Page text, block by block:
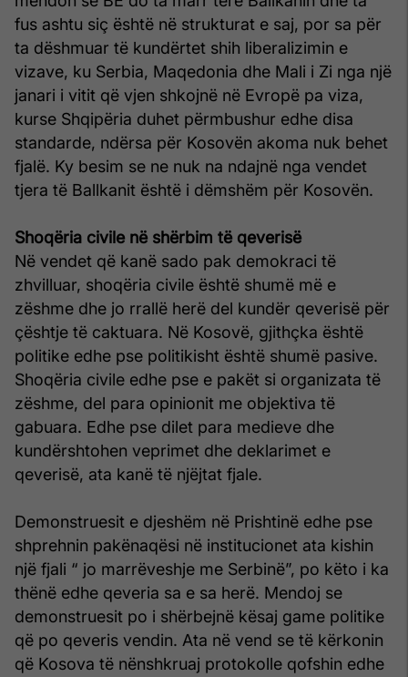
fus ashtu siç është në strukturat e saj, por sa për
ta dëshmuar të kundërtet shih liberalizimin e
vizave, ku Serbia, Maqedonia dhe Mali i Zi nga një
janari i vitit që vjen shkojnë në Evropë pa viza,
kurse Shqipëria duhet përmbushur edhe disa
standarde, ndërsa për Kosovën akoma nuk behet
fjalë. Ky besim se ne nuk na ndajnë nga vendet
tjera të Ballkanit është i dëmshëm për Kosovën.
Shoqëria civile në shërbim të qeverisë
Në vendet që kanë sado pak demokraci të
zhvilluar, shoqëria civile është shumë më e
zëshme dhe jo rrallë herë del kundër qeverisë për
çështje të caktuara. Në Kosovë, gjithçka është
politike edhe pse politikisht është shumë pasive.
Shoqëria civile edhe pse e pakët si organizata të
zëshme, del para opinionit me objektiva të
gabuara. Edhe pse dilet para medieve dhe
kundërshtohen veprimet dhe deklarimet e
qeverisë, ata kanë të njëjtat fjale.
Demonstruesit e djeshëm në Prishtinë edhe pse
shprehnin pakënaqësi në institucionet ata kishin
një fjali “ jo marrëveshje me Serbinë”, po këto i ka
thënë edhe qeveria sa e sa herë. Mendoj se
demonstruesit po i shërbejnë kësaj game politike
që po qeveris vendin. Ata në vend se të kërkonin
që Kosova të nënshkruaj protokolle qofshin edhe